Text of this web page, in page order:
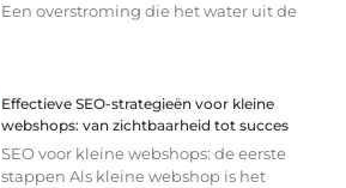
Een overstroming die het water uit de
Effectieve SEO-strategieën voor kleine
webshops: van zichtbaarheid tot succes
SEO voor kleine webshops: de eerste
stappen Als kleine webshop is het